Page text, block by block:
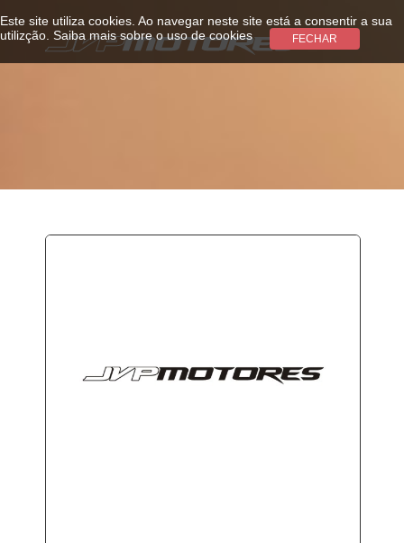
Este site utiliza cookies. Ao navegar neste site está a consentir a sua
utilizção. Saiba mais sobre o uso de cookies